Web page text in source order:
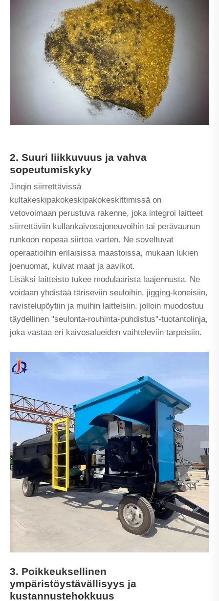
2. Suuri liikkuvuus ja vahva
sopeutumiskyky
Jinqin siirrettävissä
kultakeskipakokeskipakokeskittimissä on
vetovoimaan perustuva rakenne, joka integroi laitteet
siirrettäviin kullankaivosajoneuvoihin tai perävaunun
runkoon nopeaa siirtoa varten. Ne soveltuvat
operaatioihin erilaisissa maastoissa, mukaan lukien
joenuomat, kuivat maat ja aavikot.
Lisäksi laitteisto tukee modulaarista laajennusta. Ne
voidaan yhdistää täriseviin seuloihin, jigging-koneisiin,
ravistelupöytiin ja muihin laitteisiin, jolloin muodostuu
täydellinen "seulonta-rouhinta-puhdistus"-tuotantolinja,
joka vastaa eri kaivosalueiden vaihteleviin tarpeisiin.
3. Poikkeuksellinen
ympäristöystävällisyys ja
kustannustehokkuus